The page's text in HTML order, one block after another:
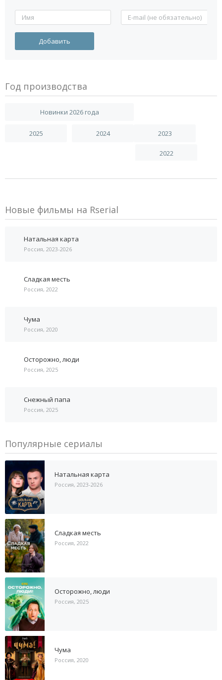
Год производства
Новинки 2026 года
2025 2024 2023
2022
Новые фильмы на Rserial
Натальная карта
Россия, 2023-2026
Сладкая месть
Россия, 2022
Чума
Россия, 2020
Осторожно, люди
Россия, 2025
Снежный папа
Россия, 2025
Популярные сериалы
Натальная карта
Россия, 2023-2026
Сладкая месть
Россия, 2022
Осторожно, люди
Россия, 2025
Чума
Россия, 2020